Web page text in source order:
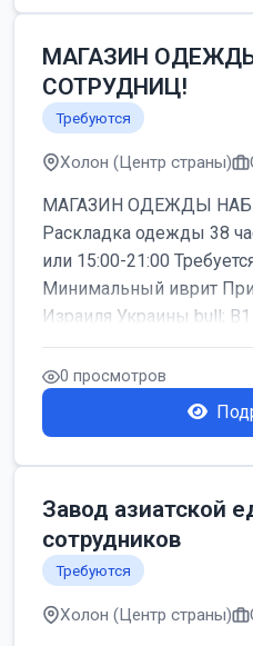
МАГАЗИН
СОТРУДНИЦ!
Требуются
Холон (Центр страны)
МАГАЗИН ОДЕЖДЫ
Раскладка одежды 38
или 15:00-21:00
Минимальный иврит
Израиля Украины bull; B1
0 просмотров
Завод азиатской
сотрудников
Требуются
Холон (Центр страны)